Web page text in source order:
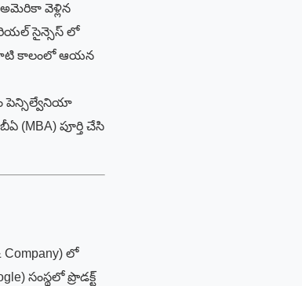
అమెరికా వెళ్లిన
సైన్సెస్ లో
నాటి కాలంలో ఆయన
పెన్సిల్వేనియా
(MBA) పూర్తి చేసి
లో
సంస్థలో ప్రొడక్ట్